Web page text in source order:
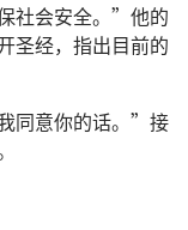
社会安全。”他的
圣经，指出目前的
同意你的话。”接